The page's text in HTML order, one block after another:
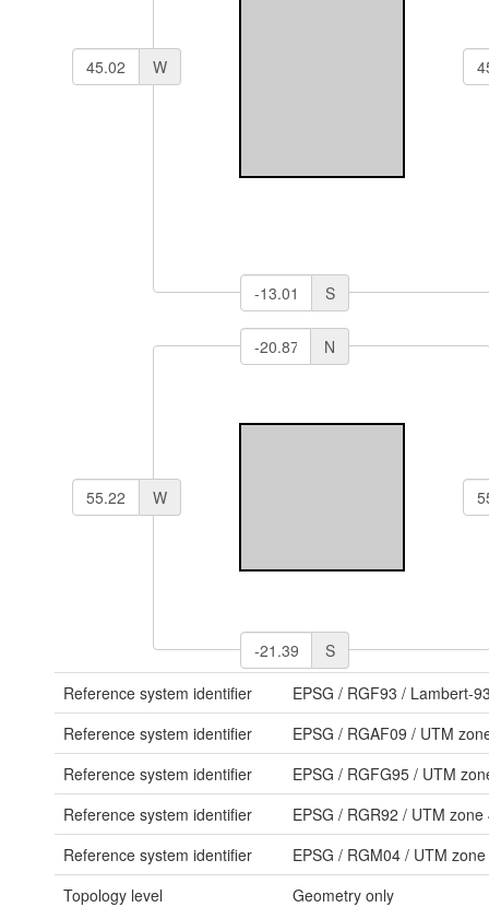
S
W
N
S
W
Reference system identifier EPSG / RGF93 / Lambert-
Reference system identifier
EPSG / RGAF09 / UTM
Reference system identifier
EPSG / RGFG95 / UTM
Reference system identifier
EPSG / RGR92 / UTM
Reference system identifier
EPSG / RGM04 / UTM
Topology level
Geometry only